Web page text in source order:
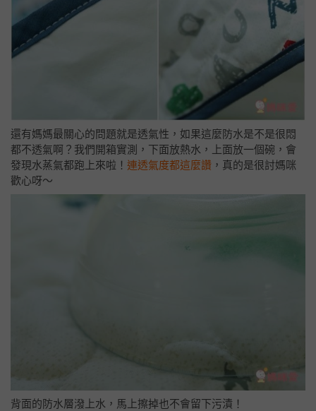
還有媽媽最關心的問題就是透氣性，如果這麼防水是不是很悶
都不透氣啊？我們開箱實測，下面放熱水，上面放一個碗，會
發現水蒸氣都跑上來啦！ 連透氣度都這麼讚 ，真的是很討媽咪
歡心呀～
背面的防水層潑上水，馬上擦掉也不會留下污漬！